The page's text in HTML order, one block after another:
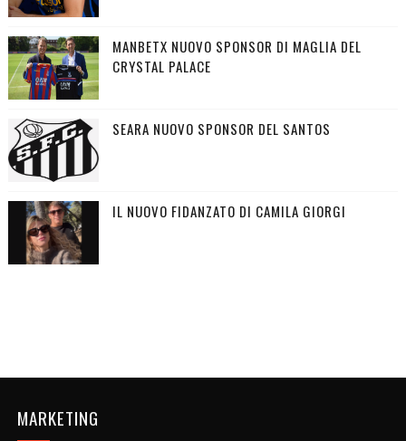
MANBETX NUOVO SPONSOR DI MAGLIA DEL
CRYSTAL PALACE
SEARA NUOVO SPONSOR DEL SANTOS
IL NUOVO FIDANZATO DI CAMILA GIORGI
MARKETING